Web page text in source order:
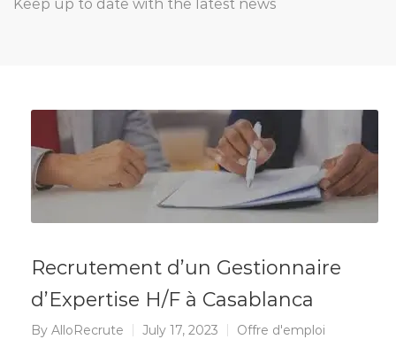
Keep up to date with the latest news
Recrutement d’un Gestionnaire
d’Expertise H/F à Casablanca
By AlloRecrute July 17, 2023 Offre d'emploi